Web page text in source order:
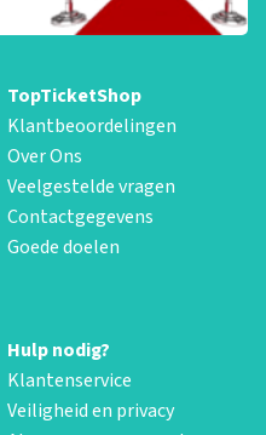
TopTicketShop
Klantbeoordelingen
Over Ons
Veelgestelde vragen
Contactgegevens
Goede doelen
Hulp nodig?
Klantenservice
Veiligheid en privacy